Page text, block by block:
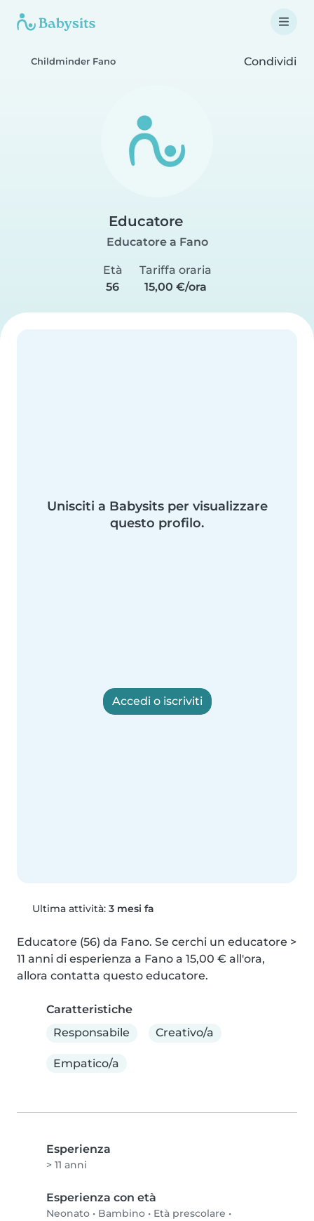
Childminder Fano Condividi
Educatore
Educatore a Fano
Età
56
Tariffa oraria
15,00 €/ora
Unisciti a Babysits per visualizzare
questo profilo.
Accedi o iscriviti
Ultima attività: 3 mesi fa
Educatore (56) da Fano. Se cerchi un educatore >
11 anni di esperienza a Fano a 15,00 € all'ora,
allora contatta questo educatore.
Caratteristiche
Responsabile
Creativo/a
Empatico/a
Esperienza
> 11 anni
Esperienza con età
Neonato • Bambino • Età prescolare •